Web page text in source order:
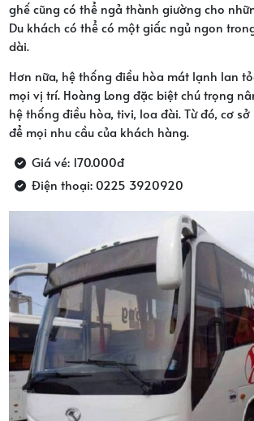
ghế cũng có thể ngả thành giường cho
Du khách có thể có một giấc ngủ ngon
dài.
Hơn nữa, hệ thống điều hòa mát lạnh lan
mọi vị trí. Hoàng Long đặc biệt chú trọng
hệ thống điều hòa, tivi, loa đài. Từ đó, cơ
để mọi nhu cầu của khách hàng.
Giá vé: 170.000đ
Điện thoại: 0225 3920920